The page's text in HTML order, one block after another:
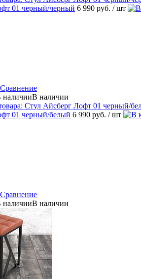
01 черный/черный 6 990 руб. / шт
Сравнение
В наличии
01 черный/белый 6 990 руб. / шт
Сравнение
В наличии